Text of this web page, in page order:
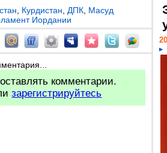
Курдистан ДПК Масуд
Иордании
комментарии.
зарегистрируйтесь